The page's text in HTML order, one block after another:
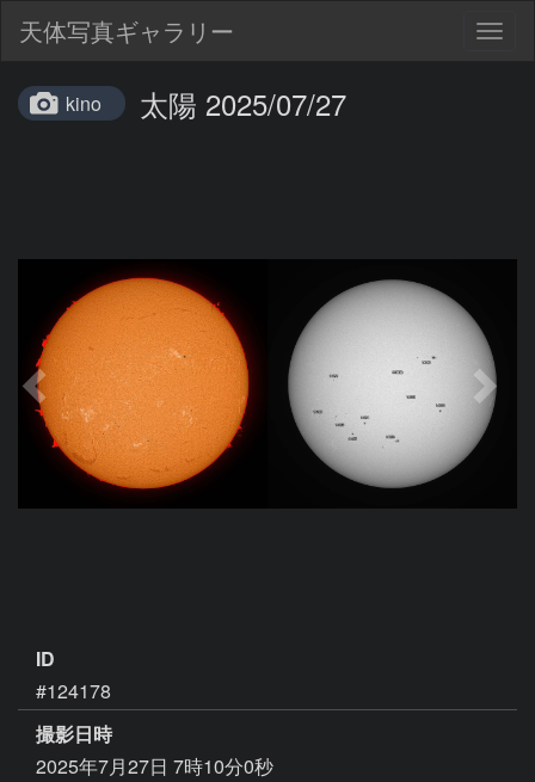
天体写真ギャラリー
kino 太陽 2025/07/27
ID
#124178
撮影日時
2025年7月27日 7時10分0秒